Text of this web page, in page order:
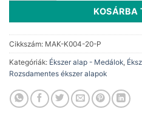
KOSÁRBA
Cikkszám: MAK-K004-20-P
Kategóriák: Ékszer alap - Medálok
Rozsdamentes ékszer alapok